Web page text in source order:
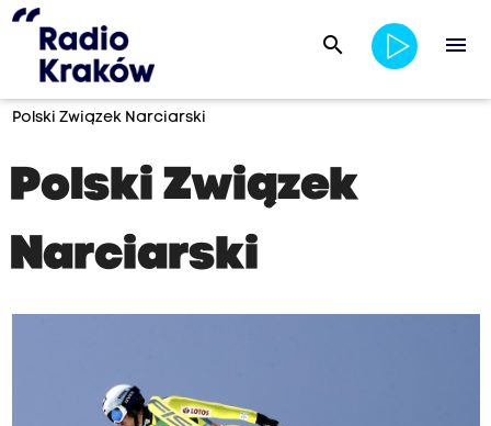
search menu
Polski Związek Narciarski
Polski Związek
Narciarski